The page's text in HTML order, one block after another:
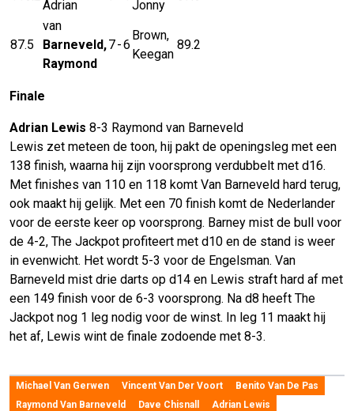
Adrian
Jonny
87.5
van
Barneveld,
Raymond
7-6
Brown,
Keegan
89.2
Finale
Adrian Lewis 8-3 Raymond van Barneveld
Lewis zet meteen de toon, hij pakt de openingsleg met een
138 finish, waarna hij zijn voorsprong verdubbelt met d16.
Met finishes van 110 en 118 komt Van Barneveld hard terug,
ook maakt hij gelijk. Met een 70 finish komt de Nederlander
voor de eerste keer op voorsprong. Barney mist de bull voor
de 4-2, The Jackpot profiteert met d10 en de stand is weer
in evenwicht. Het wordt 5-3 voor de Engelsman. Van
Barneveld mist drie darts op d14 en Lewis straft hard af met
een 149 finish voor de 6-3 voorsprong. Na d8 heeft The
Jackpot nog 1 leg nodig voor de winst. In leg 11 maakt hij
het af, Lewis wint de finale zodoende met 8-3.
Michael Van Gerwen Vincent Van Der Voort
Benito Van De Pas
Raymond Van Barneveld
Dave Chisnall
Adrian Lewis